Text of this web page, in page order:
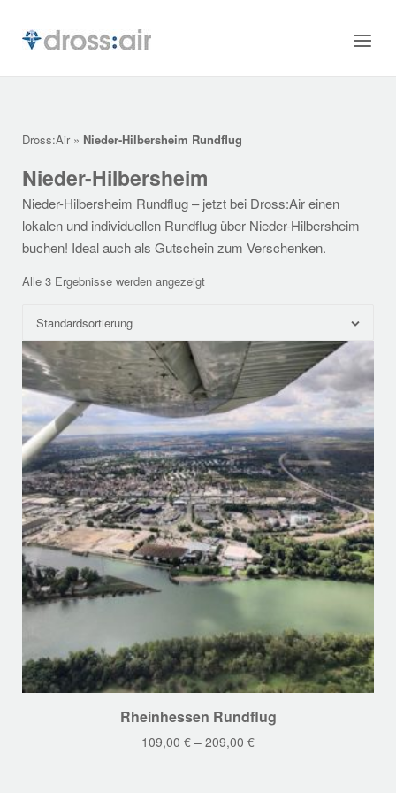
content
Home Menu
Dross:Air» Nieder-Hilbersheim Rundflug
Nieder-Hilbersheim
Nieder-Hilbersheim Rundflug – jetzt bei Dross:Air einen
lokalen und individuellen Rundflug über Nieder-Hilbersheim
buchen! Ideal auch als Gutschein zum Verschenken.
Alle 3 Ergebnisse werden angezeigt
Standardsortierung
Produkt
weist
Rheinhessen Rundflug
109,00 € – 209,00 €